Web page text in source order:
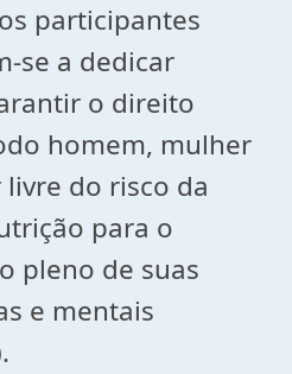
participantes
se a dedicar
o direito
homem, mulher
do risco da
para o
pleno de suas
e mentais